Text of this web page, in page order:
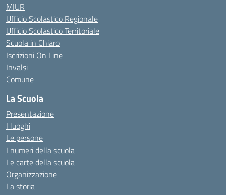
MIUR
Ufficio Scolastico Regionale
Ufficio Scolastico Territoriale
Scuola in Chiaro
Iscrizioni On Line
Invalsi
Comune
La Scuola
Presentazione
I luoghi
Le persone
I numeri della scuola
Le carte della scuola
Organizzazione
La storia